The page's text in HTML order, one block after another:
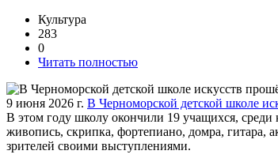
Культура
283
0
Читать полностью
9 июня 2026 г. В Черноморской детской школе
В этом году школу окончили 19 учащихся,
живопись, скрипка, фортепиано, домра, гитара,
зрителей своими выступлениями.